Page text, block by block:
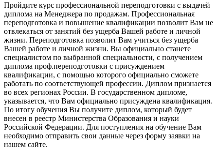
Пройдите курс профессиональной переподготовки с выдачей
диплома на Менеджера по продажам. Профессиональная
переподготовка и повышение квалификации позволит Вам не
отвлекаться от занятий без ущерба Вашей работе и личной
жизни. Переподготовка позволит Вам учиться без ущерба
Вашей работе и личной жизни. Вы официально станете
специалистом по выбранной специальности, с получением
диплома проф.переподготовки с присуждением
квалификации, с помощью которого официально сможете
работать по соответствующей профессии. Диплом признается
во всех регионах России. В государственном дипломе,
указывается, что Вам официально присуждена квалификация.
По итогу обучения Вы получите диплом, который будет
внесен в реестр Министерства Образования и науки
Российской Федерации. Для поступления на обучение Вам
необходимо отправить свои данные через форму заявки на
нашем сайте.